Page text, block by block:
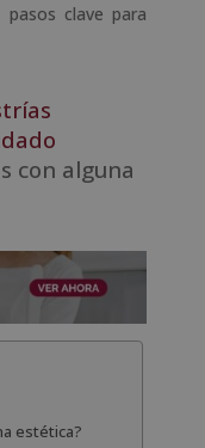
clave para
con alguna
estética?